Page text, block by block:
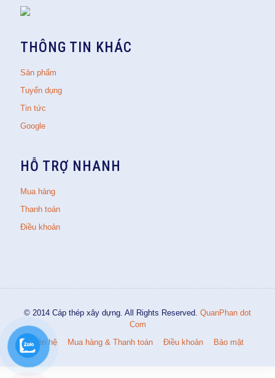
THÔNG TIN KHÁC
Sản phẩm
Tuyển dụng
Tin tức
Google
HỖ TRỢ NHANH
Mua hàng
Thanh toán
Điều khoản
© 2014 Cáp thép xây dựng. All Rights Reserved. QuanPhan dot
Com
Liên hệ
Mua hàng & Thanh toán Điều khoản Bảo mật